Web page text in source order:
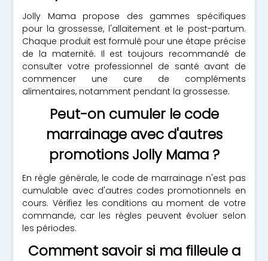
Jolly Mama propose des gammes spécifiques
pour la grossesse, l'allaitement et le post-partum.
Chaque produit est formulé pour une étape précise
de la maternité. Il est toujours recommandé de
consulter votre professionnel de santé avant de
commencer une cure de compléments
alimentaires, notamment pendant la grossesse.
Peut-on cumuler le code
marrainage avec d'autres
promotions Jolly Mama ?
En règle générale, le code de marrainage n'est pas
cumulable avec d'autres codes promotionnels en
cours. Vérifiez les conditions au moment de votre
commande, car les règles peuvent évoluer selon
les périodes.
Comment savoir si ma filleule a